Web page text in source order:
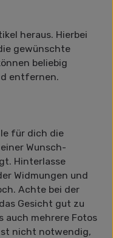
heraus. Hierbei
gewünschte
beliebig
entfernen.
für dich die
Wunsch-
Hinterlasse
Widmungen und
Achte bei der
Gesicht gut zu
auch mehrere Fotos
nicht notwendig,